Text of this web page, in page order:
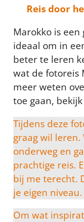
Reis door
Marokko is
ideaal om in
beter te leren
wat de fotoreis
meer weten
toe gaan,
Tijdens deze
graag wil
onderweg en
prachtige reis.
bij me terecht.
je eigen niveau.
Om wat